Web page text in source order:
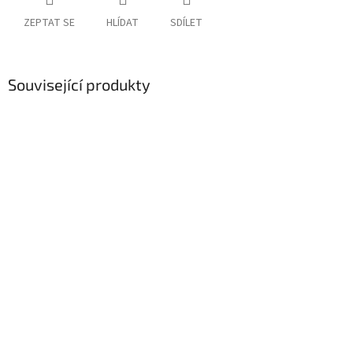
ZEPTAT SE HLÍDAT SDÍLET
Související produkty